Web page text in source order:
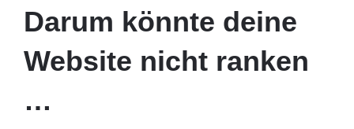
Darum könnte deine
Website nicht ranken
…